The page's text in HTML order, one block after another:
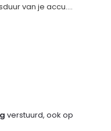
van je accu....
verstuurd, ook op